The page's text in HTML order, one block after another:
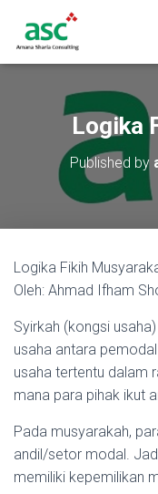
Logika
Published by
Logika Fikih
Oleh: Ahmad Ifham
Syirkah (kongsi
usaha antara
usaha tertentu dalam
mana para pihak ikut
Pada musyarakah,
andil/setor modal.
memiliki kepemilikan